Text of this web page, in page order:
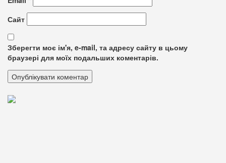
Сайт
Зберегти моє ім'я, e-mail, та адресу сайту в цьому
браузері для моїх подальших коментарів.